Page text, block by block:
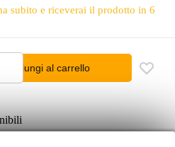
subito e riceverai il prodotto in 6
Aggiungi al carrello